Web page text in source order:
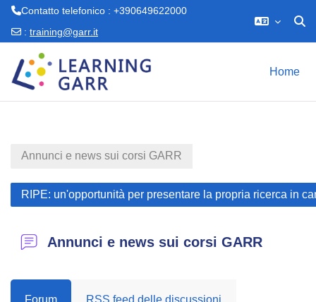
Contatto telefonico : +390649622000
: training@garr.it
Home
Annunci e news sui corsi GARR
RIPE: un'opportunità per presentare la propria ricerca in
Annunci e news sui corsi GARR
Forum RSS feed delle discussioni